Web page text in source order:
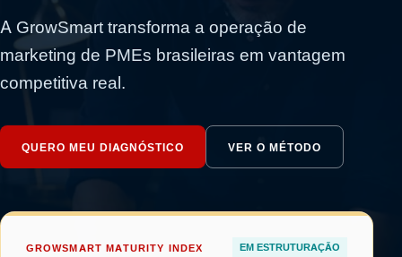
A GrowSmart transforma a operação de
marketing de PMEs brasileiras em vantagem
competitiva real.
QUERO MEU DIAGNÓSTICO VER O MÉTODO
GROWSMART MATURITY INDEX EM ESTRUTURAÇÃO